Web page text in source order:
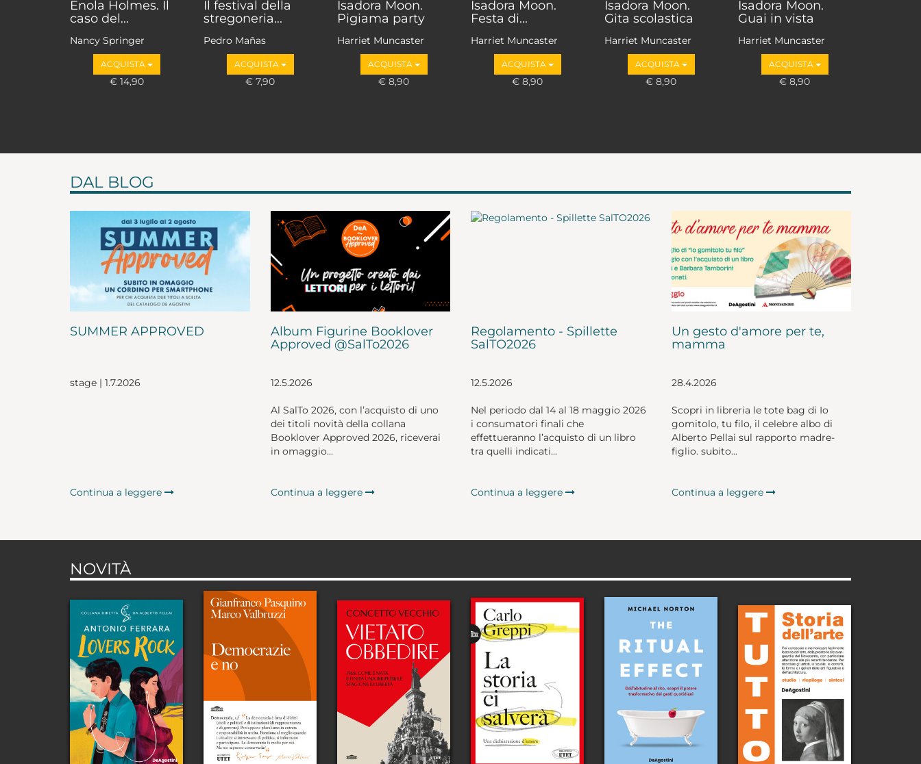
Enola Holmes. Il
caso del...
Nancy Springer
ACQUISTA
€ 14,90
Il festival della
stregoneria...
Pedro Mañas
ACQUISTA
€ 7,90
Isadora Moon.
Pigiama party
Harriet Muncaster
ACQUISTA
€ 8,90
Isadora Moon.
Festa di...
Harriet Muncaster
ACQUISTA
€ 8,90
Isadora Moon.
Gita scolastica
Harriet Muncaster
ACQUISTA
€ 8,90
Isadora Moon.
Guai in vista
Harriet Muncaster
ACQUISTA
€ 8,90
DAL BLOG
SUMMER APPROVED
stage | 1.7.2026
Continua a leggere
Album Figurine Booklover
Approved @SalTo2026
12.5.2026
Al SalTo 2026, con l’acquisto di uno
dei titoli novità della collana
Booklover Approved 2026, riceverai
in omaggio...
Continua a leggere
Regolamento - Spillette
SalTO2026
12.5.2026
Nel periodo dal 14 al 18 maggio 2026
i consumatori finali che
effettueranno l’acquisto di un libro
tra quelli indicati...
Continua a leggere
Un gesto d'amore per te,
mamma
28.4.2026
Scopri in libreria le tote bag di Io
gomitolo, tu filo, il celebre albo di
Alberto Pellai sul rapporto madre-
figlio. subito...
Continua a leggere
NOVITÀ